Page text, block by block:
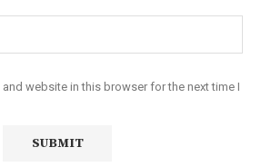
and website in this browser for the next time I